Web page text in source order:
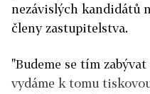
nezávislých kandidátů
členy zastupitelstva.
"Budeme se tím
vydáme k tomu